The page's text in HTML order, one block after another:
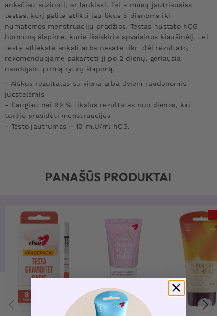
anksčiau sužinoti, ar laukiasi. Tai – mūsų jautriausias
testas, kurį galite atlikti jau likus 6 dienoms iki
numatomos menstruacijų pradžios. Testas nustato hCG
hormoną šlapime, kuris išsiskiria apvaisinus kiaušinėlį. Jei
testą atliekate anksti arba nesate tikri dėl rezultato,
rekomenduojame pakartoti jį po 2 dienų, geriausia
naudojant pirmą rytinį šlapimą.
- Aiškus rezultatas su viena arba dviem raudonomis
juostelėmis
- Daugiau nei 99 % tikslus rezultatas nuo dienos, kai
turėjo prasidėti menstruacijos
- Testo jautrumas – 10 mlU/ml hCG.
PANAŠŪS PRODUKTAI